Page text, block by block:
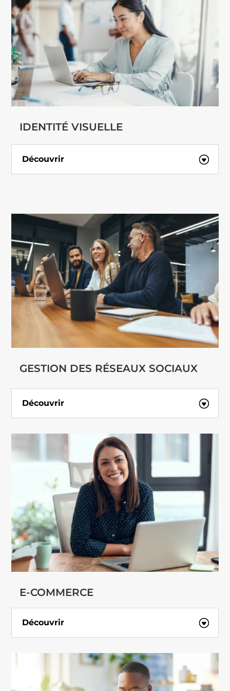
IDENTITÉ VISUELLE
Découvrir
GESTION DES RÉSEAUX SOCIAUX
Découvrir
E-COMMERCE
Découvrir